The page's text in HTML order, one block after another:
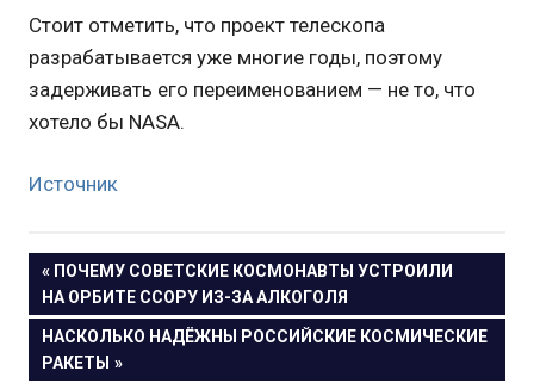
Стоит отметить, что проект телескопа
разрабатывается уже многие годы, поэтому
задерживать его переименованием — не то, что
хотело бы NASA.
Источник
Навигация
по
записям
ПРЕДЫДУЩАЯ
ЗАПИСЬ:
ПОЧЕМУ СОВЕТСКИЕ КОСМОНАВТЫ УСТРОИЛИ
НА ОРБИТЕ ССОРУ ИЗ-ЗА АЛКОГОЛЯ
СЛЕДУЮЩАЯ
ЗАПИСЬ:
НАСКОЛЬКО НАДЁЖНЫ РОССИЙСКИЕ КОСМИЧЕСКИЕ
РАКЕТЫ